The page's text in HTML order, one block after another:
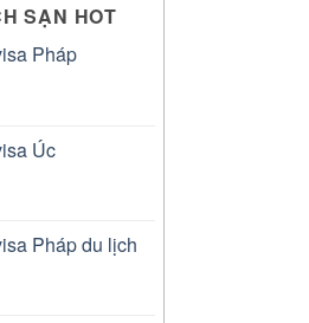
SẠN HOT
Pháp
Úc
Pháp du lịch